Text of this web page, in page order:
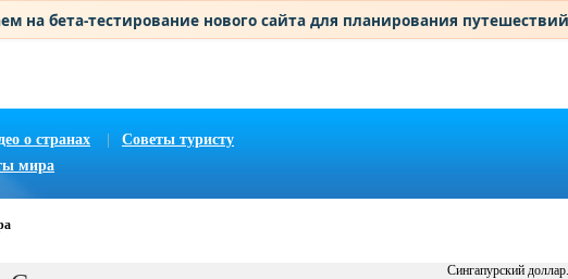
на бета-тестирование нового сайта для планирования
о странах
Советы туристу
мира
Сингапурский